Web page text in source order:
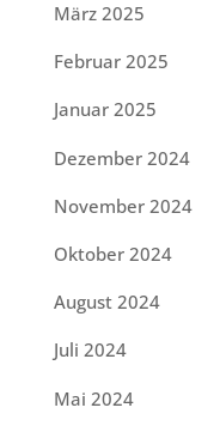
März 2025
Februar 2025
Januar 2025
Dezember 2024
November 2024
Oktober 2024
August 2024
Juli 2024
Mai 2024